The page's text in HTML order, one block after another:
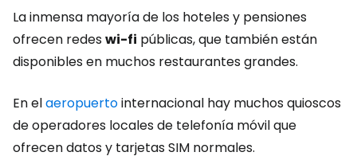
La inmensa mayoría de los hoteles y pensiones
ofrecen redeswi-fi públicas, que también están
disponibles en muchos restaurantes grandes.
En elaeropuertointernacional hay muchos quioscos
de operadores locales de telefonía móvil que
ofrecen datos y tarjetas SIM normales.